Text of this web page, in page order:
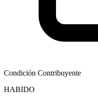
Condición Contribuyente
HABIDO